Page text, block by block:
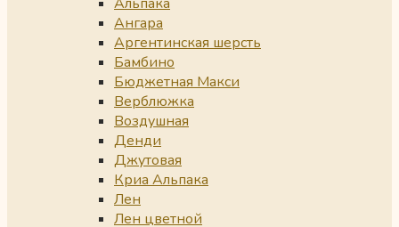
Ангара
Аргентинская шерсть
Бамбино
Бюджетная Макси
Верблюжка
Воздушная
Денди
Джутовая
Криа Альпака
Лен
Лен цветной